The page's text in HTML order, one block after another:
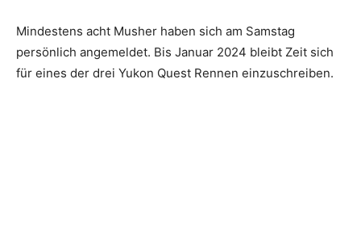
Mindestens acht Musher haben sich am Samstag
persönlich angemeldet. Bis Januar 2024 bleibt Zeit sich
für eines der drei Yukon Quest Rennen einzuschreiben.